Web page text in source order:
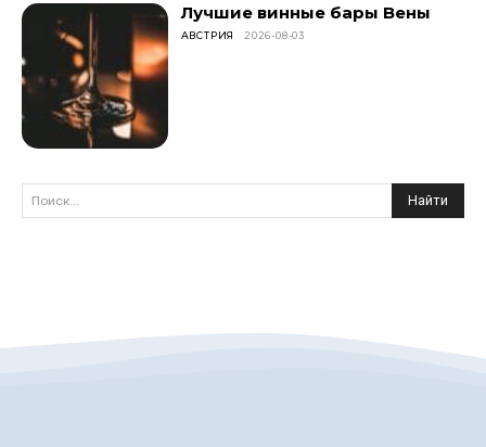
Лучшие винные бары Вены
АВСТРИЯ 2026-08-03
Поиск... Найти